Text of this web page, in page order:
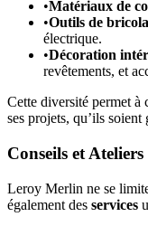
•Matériaux de
•Outils de
électrique.
•Décoration
revêtements, et
Cette diversité permet à
ses projets, qu’ils soient
Conseils et Ateliers
Leroy Merlin ne se
également des services